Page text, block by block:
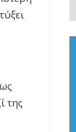
της